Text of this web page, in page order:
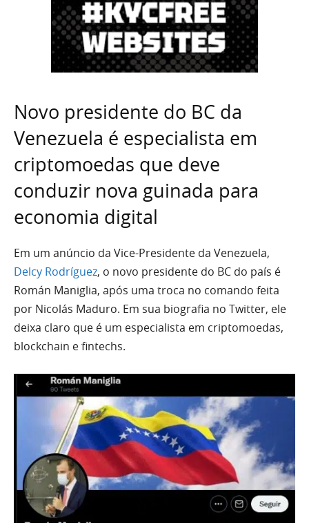
Novo presidente do BC da
Venezuela é especialista em
criptomoedas que deve
conduzir nova guinada para
economia digital
Em um anúncio da Vice-Presidente da Venezuela,
Delcy Rodríguez, o novo presidente do BC do país é
Román Maniglia, após uma troca no comando feita
por Nicolás Maduro. Em sua biografia no Twitter, ele
deixa claro que é um especialista em criptomoedas,
blockchain e fintechs.